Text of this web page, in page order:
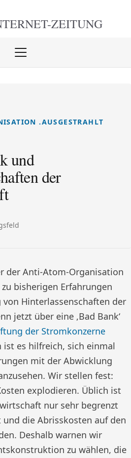
ZEITUNG
Menü
.AUSGESTRAHLT
und
der
der Anti-Atom-Organisation
bisherigen Erfahrungen
Hinterlassenschaften der
jetzt über eine ‚Bad Bank‘
der Stromkonzerne
es hilfreich, sich einmal
mit der Abwicklung
Wir stellen fest:
explodieren. Üblich ist
nur sehr begrenzt
die Abrisskosten auf den
Deshalb warnen wir
zu wählen, die